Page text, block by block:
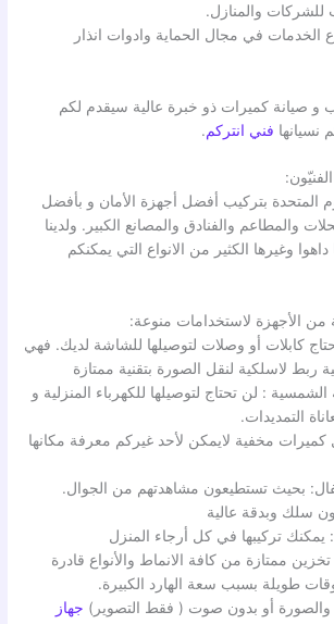
والمنازل.
الخدمات في مجال الحماية وادوات انذار
و صيانة كميرات ذو خبرة عالية سيقدم لكم
نسيانها فني انتركم.
المتحدة بتركيب أفضل أجهزة الأمان و بأفضل
والمطاعم والفنادق والمصانع الكبير. ولدينا
داهوا وغيرها الكثير من الانواع التي يمكنكم
من الأجهزة لاستخدامات منوعة:
كابلات أو وصلات لتوصيلها للشاشة لديك. فهي
ربط لاسلكية لنقل الصورة بتقنية ممتازة
الشمسية : لن تحتاج لتوصيلها للكهرباء المنزلية و
التمديدات.
مخفية لايمكن لأحد غيركم معرفة مكانها
بحيث تستطيعون مشاهدتهم من الجوال.
سلك وبدقة عالية
يمكنك تركيبها في كل أرجاء المنزل
ممتازة من كافة الانماط والأنواع قادرة
طويلة بسبب سعة الهارد الكبيرة.
والصورة أو بدون صوت ( فقط التصوير) جهاز